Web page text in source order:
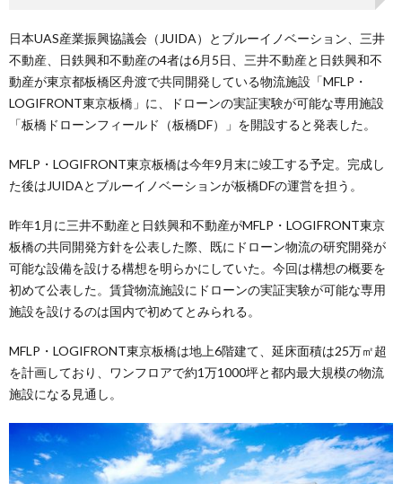
日本UAS産業振興協議会（JUIDA）とブルーイノベーション、三井
不動産、日鉄興和不動産の4者は6月5日、三井不動産と日鉄興和不
動産が東京都板橋区舟渡で共同開発している物流施設「MFLP・
LOGIFRONT東京板橋」に、ドローンの実証実験が可能な専用施設
「板橋ドローンフィールド（板橋DF）」を開設すると発表した。
MFLP・LOGIFRONT東京板橋は今年9月末に竣工する予定。完成し
た後はJUIDAとブルーイノベーションが板橋DFの運営を担う。
昨年1月に三井不動産と日鉄興和不動産がMFLP・LOGIFRONT東京
板橋の共同開発方針を公表した際、既にドローン物流の研究開発が
可能な設備を設ける構想を明らかにしていた。今回は構想の概要を
初めて公表した。賃貸物流施設にドローンの実証実験が可能な専用
施設を設けるのは国内で初めてとみられる。
MFLP・LOGIFRONT東京板橋は地上6階建て、延床面積は25万㎡超
を計画しており、ワンフロアで約1万1000坪と都内最大規模の物流
施設になる見通し。